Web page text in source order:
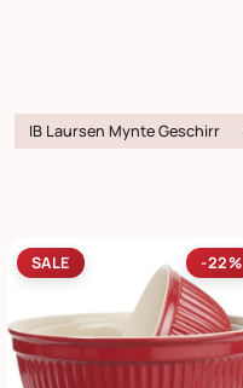
IB Laursen Mynte Geschirr
SALE -22%